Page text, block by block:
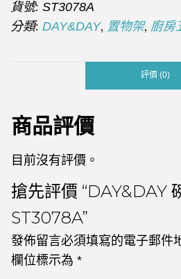
貨號: ST3078A
分類: DAY&DAY, 置物架, 廚房
評價 (0)
商品評價
目前沒有評價。
搶先評價 “DAY&DAY
ST3078A”
發佈留言必須填寫的電子郵件
欄位標示為 *